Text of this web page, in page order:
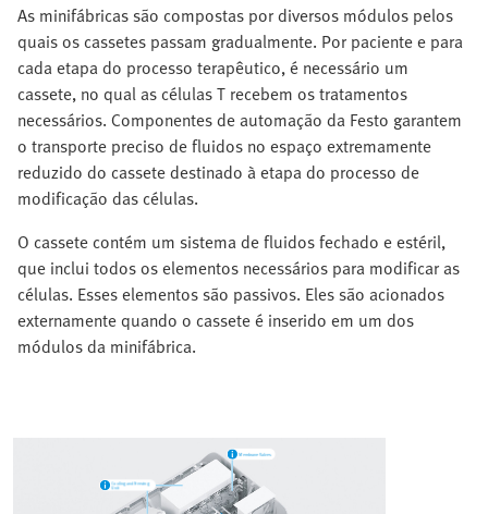
As minifábricas são compostas por diversos módulos pelos
quais os cassetes passam gradualmente. Por paciente e para
cada etapa do processo terapêutico, é necessário um
cassete, no qual as células T recebem os tratamentos
necessários. Componentes de automação da Festo garantem
o transporte preciso de fluidos no espaço extremamente
reduzido do cassete destinado à etapa do processo de
modificação das células.
O cassete contém um sistema de fluidos fechado e estéril,
que inclui todos os elementos necessários para modificar as
células. Esses elementos são passivos. Eles são acionados
externamente quando o cassete é inserido em um dos
módulos da minifábrica.